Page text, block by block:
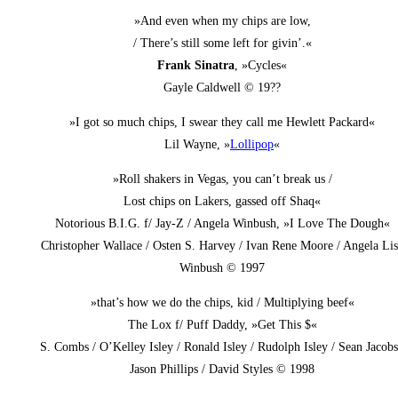
»And even when my chips are low,
/ There’s still some left for givin’.«
Frank Sina­tra, »Cycles«
Gayle Cald­well © 19??
»I got so much chips, I swear they call me Hew­lett Packard«
Lil Way­ne, »Lol­li­pop«
»Roll shakers in Vegas, you can’t break us /
Lost chips on Lakers, gas­sed off Shaq«
Noto­rious B.I.G. f/ Jay‑Z / Ange­la Win­bush, »I Love The Dough«
Chris­to­pher Wal­lace / Osten S. Har­vey / Ivan Rene Moo­re / Ange­la
Win­bush © 1997
»that’s how we do the chips, kid / Mul­ti­ply­ing beef«
The Lox f/ Puff Dad­dy, »Get This $«
S. Combs / O’Kel­ley Isley / Ronald Isley / Rudolph Isley / Sean
Jason Phil­lips / David Styl­es © 1998